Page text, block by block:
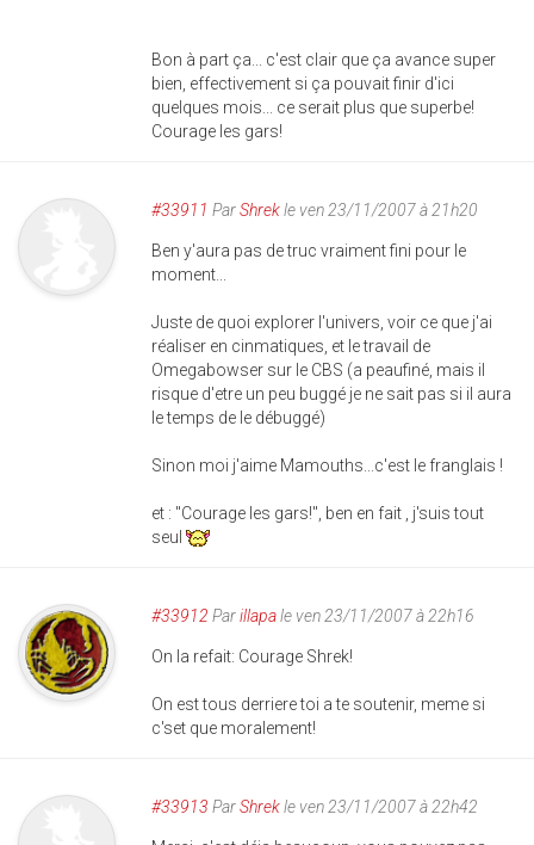
Bon à part ça... c'est clair que ça avance super
bien, effectivement si ça pouvait finir d'ici
quelques mois... ce serait plus que superbe!
Courage les gars!
#33911 ParShrekle ven 23/11/2007 à 21h20
Ben y'aura pas de truc vraiment fini pour le
moment...
Juste de quoi explorer l'univers, voir ce que j'ai
réaliser en cinmatiques, et le travail de
Omegabowser sur le CBS (a peaufiné, mais il
risque d'etre un peu buggé je ne sait pas si il aura
le temps de le débuggé)
Sinon moi j'aime Mamouths...c'est le franglais !
et : "Courage les gars!", ben en fait , j'suis tout
seul
#33912 Parillapale ven 23/11/2007 à 22h16
On la refait: Courage Shrek!
On est tous derriere toi a te soutenir, meme si
c'set que moralement!
#33913 ParShrekle ven 23/11/2007 à 22h42